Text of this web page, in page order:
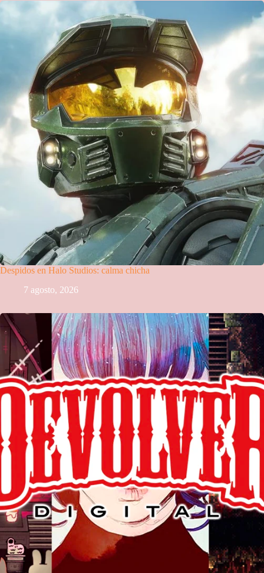
Despidos en Halo Studios: calma chicha
7 agosto, 2026